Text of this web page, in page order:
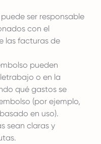
ser responsable
con el
las facturas de
pueden
o en la
qué gastos se
(por ejemplo,
en uso).
sean claras y